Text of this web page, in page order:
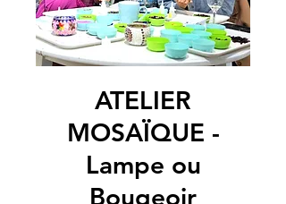
ATELIER
MOSAÏQUE -
Lampe ou
Bougeoir